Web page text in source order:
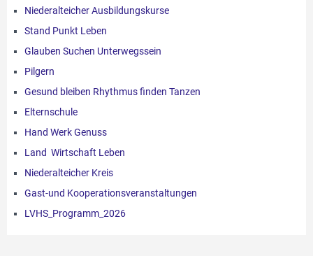
Niederalteicher Ausbildungskurse
Stand Punkt Leben
Glauben Suchen Unterwegssein
Pilgern
Gesund bleiben Rhythmus finden Tanzen
Elternschule
Hand Werk Genuss
Land Wirtschaft Leben
Niederalteicher Kreis
Gast-und Kooperationsveranstaltungen
LVHS_Programm_2026